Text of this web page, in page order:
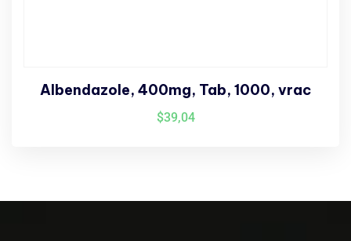
Albendazole, 400mg, Tab, 1000, vrac
$39,04